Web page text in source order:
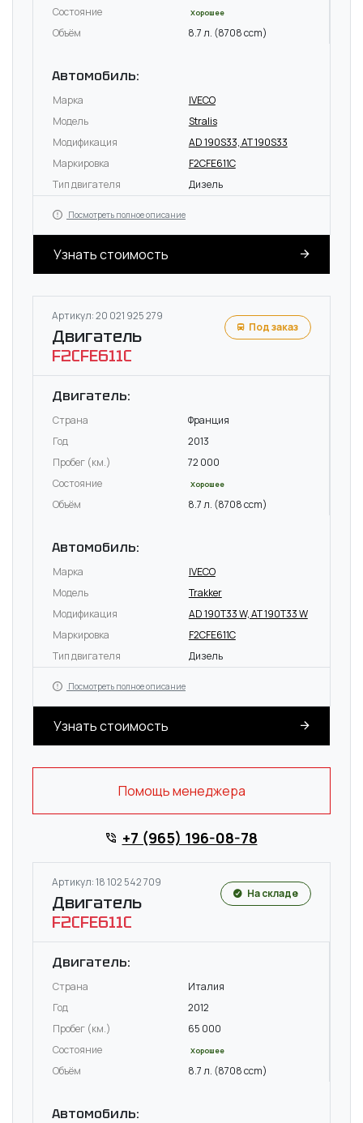
Состояние Хорошее
Объём 8.7 л. (8708 ccm)
Автомобиль:
Марка
IVECO
Модель
Stralis
Модификация
AD 190S33, AT 190S33
Маркировка
F2CFE611C
Тип двигателя
Дизель
Посмотреть полное описание
Узнать стоимость
Артикул: 20 021 925 279
Двигатель
F2CFE611C
Под заказ
Двигатель:
Страна
Франция
Год
2013
Пробег (км.)
72 000
Состояние
Хорошее
Объём 8.7 л. (8708 ccm)
Автомобиль:
Марка
IVECO
Модель
Trakker
Модификация
AD 190T33 W, AT 190T33 W
Маркировка
F2CFE611C
Тип двигателя
Дизель
Посмотреть полное описание
Узнать стоимость
Помощь менеджера
+7 (965) 196-08-78
Артикул: 18 102 542 709
Двигатель
F2CFE611C
На складе
Двигатель:
Страна
Италия
Год
2012
Пробег (км.)
65 000
Состояние
Хорошее
Объём 8.7 л. (8708 ccm)
Автомобиль: